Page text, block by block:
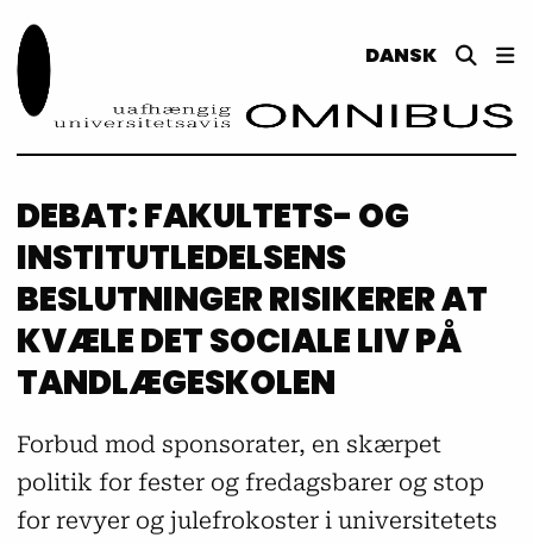
DANSK
DEBAT: FAKULTETS- OG
INSTITUTLEDELSENS
BESLUTNINGER RISIKERER AT
KVÆLE DET SOCIALE LIV PÅ
TANDLÆGESKOLEN
Forbud mod sponsorater, en skærpet
politik for fester og fredagsbarer og stop
for revyer og julefrokoster i universitetets